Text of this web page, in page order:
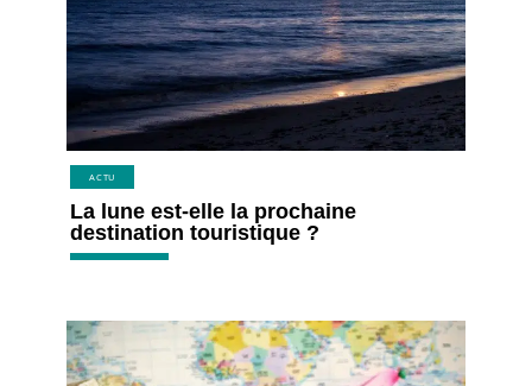
ACTU
La lune est-elle la prochaine
destination touristique ?